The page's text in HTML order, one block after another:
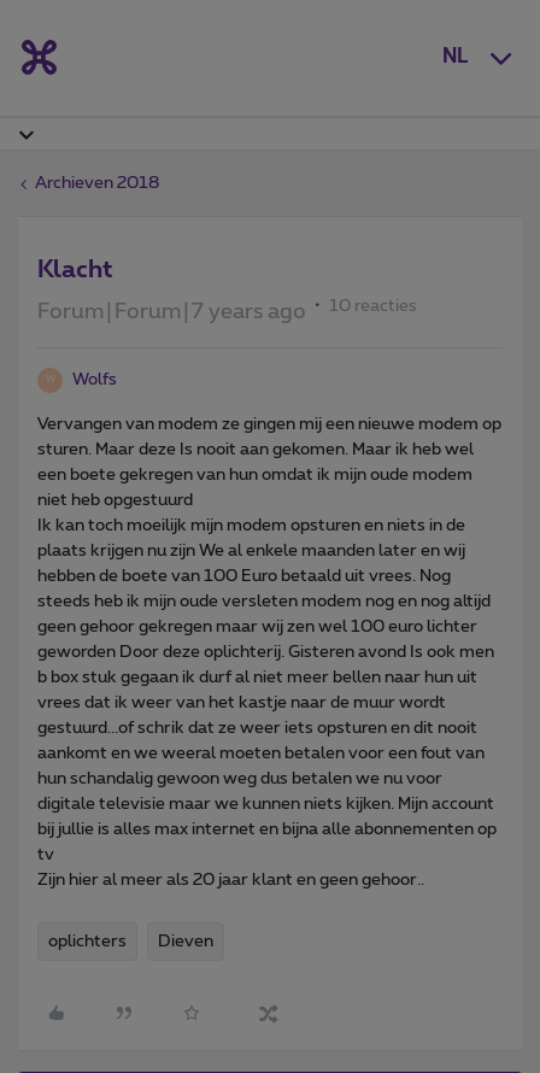
NL
Archieven 2018
Klacht
Forum|Forum|7 years ago 10 reacties
W Wolfs
Vervangen van modem ze gingen mij een nieuwe modem op
sturen. Maar deze Is nooit aan gekomen. Maar ik heb wel
een boete gekregen van hun omdat ik mijn oude modem
niet heb opgestuurd
Ik kan toch moeilijk mijn modem opsturen en niets in de
plaats krijgen nu zijn We al enkele maanden later en wij
hebben de boete van 100 Euro betaald uit vrees. Nog
steeds heb ik mijn oude versleten modem nog en nog altijd
geen gehoor gekregen maar wij zen wel 100 euro lichter
geworden Door deze oplichterij. Gisteren avond Is ook men
b box stuk gegaan ik durf al niet meer bellen naar hun uit
vrees dat ik weer van het kastje naar de muur wordt
gestuurd...of schrik dat ze weer iets opsturen en dit nooit
aankomt en we weeral moeten betalen voor een fout van
hun schandalig gewoon weg dus betalen we nu voor
digitale televisie maar we kunnen niets kijken. Mijn account
bij jullie is alles max internet en bijna alle abonnementen op
tv
Zijn hier al meer als 20 jaar klant en geen gehoor..
oplichters Dieven